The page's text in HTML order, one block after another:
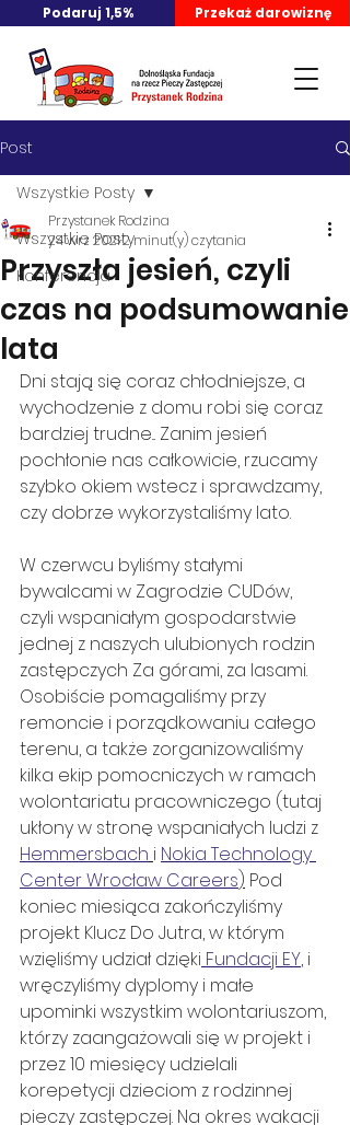
Podaruj 1,5% Przekaż darowiznę
Post
Wszystkie Posty
Konferencja
Wszystkie Posty
Przyszła jesień, czyli
czas na podsumowanie
lata
Przystanek Rodzina
24 wrz 20212 minut(y) czytania
Dni stają się coraz chłodniejsze, a
wychodzenie z domu robi się coraz
bardziej trudne... Zanim jesień
pochłonie nas całkowicie, rzucamy
szybko okiem wstecz i sprawdzamy,
czy dobrze wykorzystaliśmy lato.
W czerwcu byliśmy stałymi
bywalcami w Zagrodzie CUDów,
czyli wspaniałym gospodarstwie
jednej z naszych ulubionych rodzin
zastępczych Za górami, za lasami.
Osobiście pomagaliśmy przy
remoncie i porządkowaniu całego
terenu, a także zorganizowaliśmy
kilka ekip pomocniczych w ramach
wolontariatu pracowniczego (tutaj
ukłony w stronę wspaniałych ludzi z
Hemmersbach i Nokia Technology
Center Wrocław Careers) Pod
koniec miesiąca zakończyliśmy
projekt Klucz Do Jutra, w którym
wzięliśmy udział dzięki Fundacji EY, i
wręczyliśmy dyplomy i małe
upominki wszystkim wolontariuszom,
którzy zaangażowali się w projekt i
przez 10 miesięcy udzielali
korepetycji dzieciom z rodzinnej
pieczy zastępczej. Na okres wakacji